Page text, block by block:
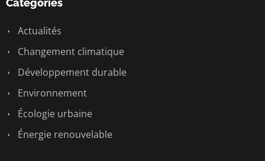
Catégories
Actualités
Changement climatique
Développement durable
Environnement
Écologie urbaine
Énergie renouvelable